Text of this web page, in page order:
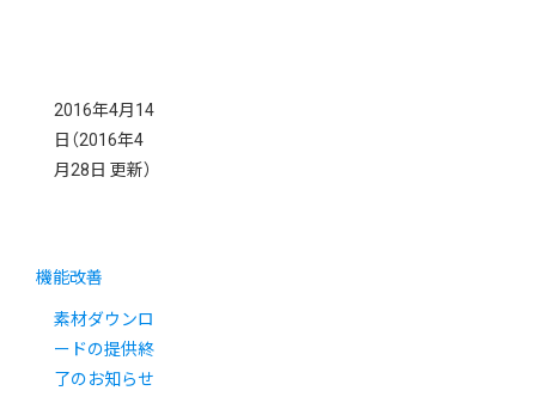
2016年4月14
日 （2016年4
月28日 更新）
機能改善
素材ダウンロ
ードの提供終
了のお知らせ